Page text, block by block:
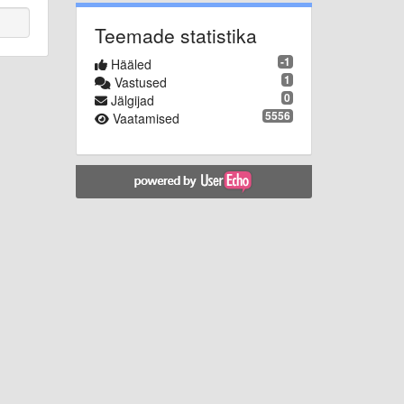
Teemade statistika
-1
Hääled
1
Vastused
0
Jälgijad
5556
Vaatamised